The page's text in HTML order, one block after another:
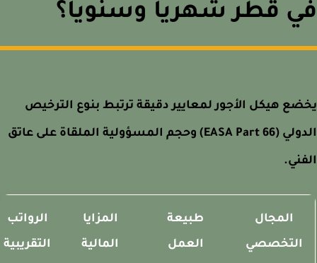
قطر شهرياً وسنوياً؟
هيكل الأجور لمعايير دقيقة ترتبط بنوع الترخيص
الدولي (EASA Part 66) وحجم المسؤولية الملقاة على عاتق
المجال
التخصصي
طبيعة
العمل
المزايا
المالية
الرواتب
التقريبية